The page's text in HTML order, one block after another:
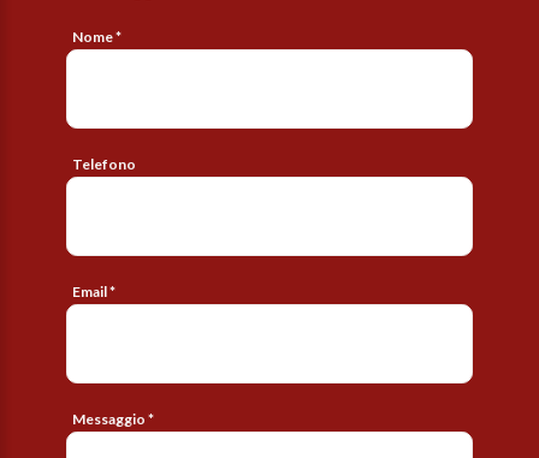
Nome *
Telefono
Email *
Messaggio *